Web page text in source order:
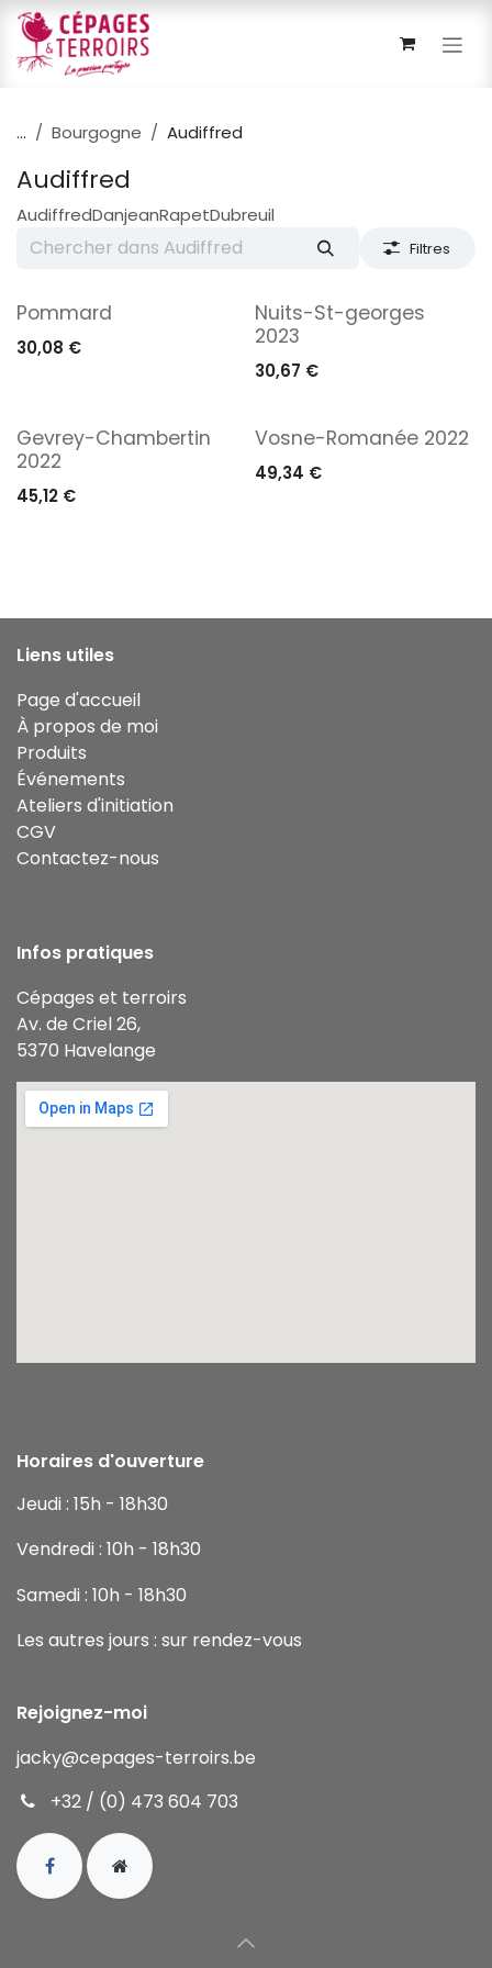
Se rendre au contenu
... Bourgogne Audiffred
Audiffred
AudiffredDanjeanRapetDubreuil
Filtres
Pommard
30,08 €
Nuits-St-georges
2023
30,67 €
Gevrey-Chambertin
2022
45,12 €
Vosne-Romanée 2022
49,34 €
Liens utiles
Page d'accueil
À propos de moi
Produits
Événements
Ateliers d'initiation
CGV
Contactez-nous
Infos pratiques
Cépages et terroirs
Av. de Criel 26,
5370 Havelange
Horaires d'ouverture
Jeudi : 15h - 18h30
Vendredi : 10h - 18h30
Samedi : 10h - 18h30
Les autres jours : sur rendez-vous
Rejoignez-moi
jacky@cepages-terroirs.be
+32 / (0) 473 604 703